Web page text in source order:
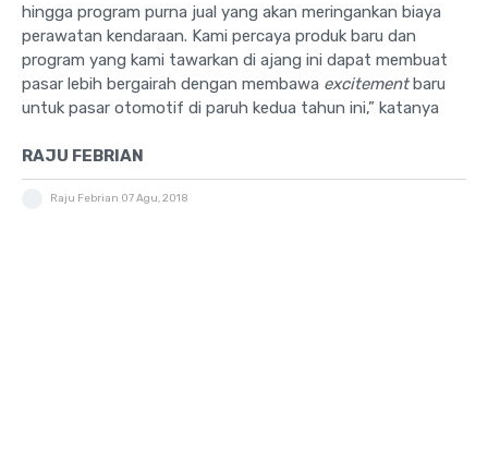
hingga program purna jual yang akan meringankan biaya
perawatan kendaraan. Kami percaya produk baru dan
program yang kami tawarkan di ajang ini dapat membuat
pasar lebih bergairah dengan membawa excitementbaru
untuk pasar otomotif di paruh kedua tahun ini,” katanya
RAJU FEBRIAN
Raju Febrian 07 Agu, 2018